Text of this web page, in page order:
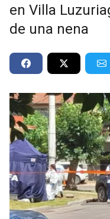
en Villa
de una nena